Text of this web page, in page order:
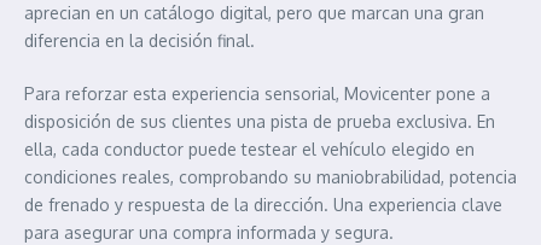
aprecian en un catálogo digital, pero que marcan una gran
diferencia en la decisión final.
Para reforzar esta experiencia sensorial, Movicenter pone a
disposición de sus clientes una pista de prueba exclusiva. En
ella, cada conductor puede testear el vehículo elegido en
condiciones reales, comprobando su maniobrabilidad, potencia
de frenado y respuesta de la dirección. Una experiencia clave
para asegurar una compra informada y segura.